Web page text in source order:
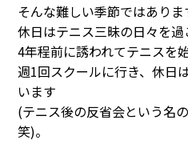
そんな難しい季節ではありま
休日はテニス三昧の日々を過
4年程前に誘われてテニスを始
週1回スクールに行き、休日
います
(テニス後の反省会という名
笑)。